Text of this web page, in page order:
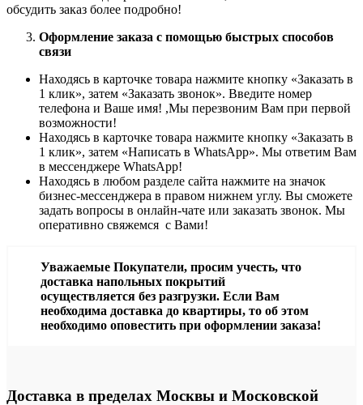
обсудить заказ более подробно!
Оформление заказа с помощью быстрых способов
связи
Находясь в карточке товара нажмите кнопку «Заказать в
1 клик», затем «Заказать звонок». Введите номер
телефона и Ваше имя! ,Мы перезвоним Вам при первой
возможности!
Находясь в карточке товара нажмите кнопку «Заказать в
1 клик», затем «Написать в WhatsApp». Мы ответим Вам
в месcенджере WhatsApp!
Находясь в любом разделе сайта нажмите на значок
бизнес-мессенджера в правом нижнем углу. Вы сможете
задать вопросы в онлайн-чате или заказать звонок. Мы
оперативно свяжемся с Вами!
Уважаемые Покупатели, просим учесть, что
доставка напольных покрытий
осуществляется без разгрузки. Если Вам
необходима доставка до квартиры, то об этом
необходимо оповестить при оформлении заказа!
Доставка в пределах Москвы и Московской